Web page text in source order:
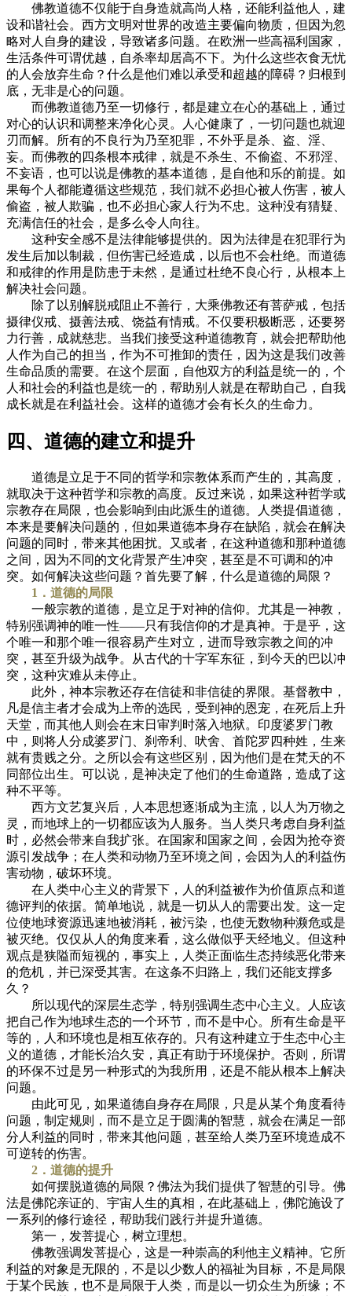
佛教道德不仅能于自身造就高尚人格，还能利益他人，建
设和谐社会。西方文明对世界的改造主要偏向物质，但因为忽
略对人自身的建设，导致诸多问题。在欧洲一些高福利国家，
生活条件可谓优越，自杀率却居高不下。为什么这些衣食无忧
的人会放弃生命？什么是他们难以承受和超越的障碍？归根到
底，无非是心的问题。
而佛教道德乃至一切修行，都是建立在心的基础上，通过
对心的认识和调整来净化心灵。人心健康了，一切问题也就迎
刃而解。所有的不良行为乃至犯罪，不外乎是杀、盗、淫、
妄。而佛教的四条根本戒律，就是不杀生、不偷盗、不邪淫、
不妄语，也可以说是佛教的基本道德，是自他和乐的前提。如
果每个人都能遵循这些规范，我们就不必担心被人伤害，被人
偷盗，被人欺骗，也不必担心家人行为不忠。这种没有猜疑、
充满信任的社会，是多么令人向往。
这种安全感不是法律能够提供的。因为法律是在犯罪行为
发生后加以制裁，但伤害已经造成，以后也不会杜绝。而道德
和戒律的作用是防患于未然，是通过杜绝不良心行，从根本上
解决社会问题。
除了以别解脱戒阻止不善行，大乘佛教还有菩萨戒，包括
摄律仪戒、摄善法戒、饶益有情戒。不仅要积极断恶，还要努
力行善，成就慈悲。当我们接受这种道德教育，就会把帮助他
人作为自己的担当，作为不可推卸的责任，因为这是我们改善
生命品质的需要。在这个层面，自他双方的利益是统一的，个
人和社会的利益也是统一的，帮助别人就是在帮助自己，自我
成长就是在利益社会。这样的道德才会有长久的生命力。
四、道德的建立和提升
道德是立足于不同的哲学和宗教体系而产生的，其高度，
就取决于这种哲学和宗教的高度。反过来说，如果这种哲学或
宗教存在局限，也会影响到由此派生的道德。人类提倡道德，
本来是要解决问题的，但如果道德本身存在缺陷，就会在解决
问题的同时，带来其他困扰。又或者，在这种道德和那种道德
之间，因为不同的文化背景产生冲突，甚至是不可调和的冲
突。如何解决这些问题？首先要了解，什么是道德的局限？
1．道德的局限
一般宗教的道德，是立足于对神的信仰。尤其是一神教，
特别强调神的唯一性——只有我信仰的才是真神。于是乎，这
个唯一和那个唯一很容易产生对立，进而导致宗教之间的冲
突，甚至升级为战争。从古代的十字军东征，到今天的巴以冲
突，这种灾难从未停止。
此外，神本宗教还存在信徒和非信徒的界限。基督教中，
凡是信主者才会成为上帝的选民，受到神的恩宠，在死后上升
天堂，而其他人则会在末日审判时落入地狱。印度婆罗门教
中，则将人分成婆罗门、刹帝利、吠舍、首陀罗四种姓，生来
就有贵贱之分。之所以会有这些区别，因为他们是在梵天的不
同部位出生。可以说，是神决定了他们的生命道路，造成了这
种不平等。
西方文艺复兴后，人本思想逐渐成为主流，以人为万物之
灵，而地球上的一切都应该为人服务。当人类只考虑自身利益
时，必然会带来自我扩张。在国家和国家之间，会因为抢夺资
源引发战争；在人类和动物乃至环境之间，会因为人的利益伤
害动物，破坏环境。
在人类中心主义的背景下，人的利益被作为价值原点和道
德评判的依据。简单地说，就是一切从人的需要出发。这一定
位使地球资源迅速地被消耗，被污染，也使无数物种濒危或是
被灭绝。仅仅从人的角度来看，这么做似乎天经地义。但这种
观点是狭隘而短视的，事实上，人类正面临生态持续恶化带来
的危机，并已深受其害。在这条不归路上，我们还能支撑多
久？
所以现代的深层生态学，特别强调生态中心主义。人应该
把自己作为地球生态的一个环节，而不是中心。所有生命是平
等的，人和环境也是相互依存的。只有这种建立于生态中心主
义的道德，才能长治久安，真正有助于环境保护。否则，所谓
的环保不过是另一种形式的为我所用，还是不能从根本上解决
问题。
由此可见，如果道德自身存在局限，只是从某个角度看待
问题，制定规则，而不是立足于圆满的智慧，就会在满足一部
分人利益的同时，带来其他问题，甚至给人类乃至环境造成不
可逆转的伤害。
2．道德的提升
如何摆脱道德的局限？佛法为我们提供了智慧的引导。佛
法是佛陀亲证的、宇宙人生的真相，在此基础上，佛陀施设了
一系列的修行途径，帮助我们践行并提升道德。
第一，发菩提心，树立理想。
佛教强调发菩提心，这是一种崇高的利他主义精神。它所
利益的对象是无限的，不是以少数人的福祉为目标，不是局限
于某个民族，也不是局限于人类，而是以一切众生为所缘；不